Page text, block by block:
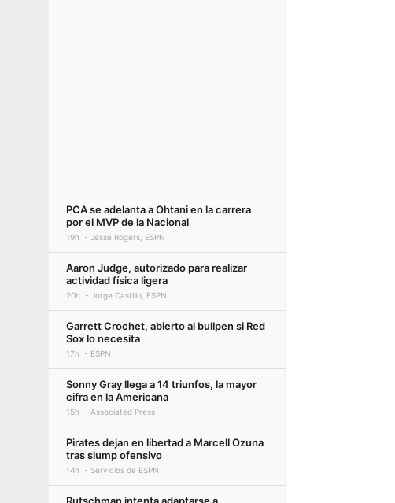
PCA se adelanta a Ohtani en la carrera
por el MVP de la Nacional
19h Jesse Rogers, ESPN
Aaron Judge, autorizado para realizar
actividad física ligera
20h Jorge Castillo, ESPN
Garrett Crochet, abierto al bullpen si Red
Sox lo necesita
17h ESPN
Sonny Gray llega a 14 triunfos, la mayor
cifra en la Americana
15h Associated Press
Pirates dejan en libertad a Marcell Ozuna
tras slump ofensivo
14h Servicios de ESPN